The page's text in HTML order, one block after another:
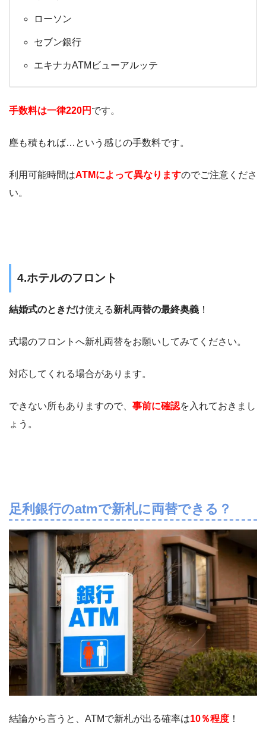
ローソン
セブン銀行
エキナカATMビューアルッテ
手数料は一律220円 です。
塵も積もれば…という感じの手数料です。
利用可能時間はATMによって異なりますのでご注意くださ
い。
4.ホテルのフロント
結婚式のときだけ使える新札両替の最終奥義 ！
式場のフロントへ新札両替をお願いしてみてください。
対応してくれる場合があります。
できない所もありますので、 事前に確認を入れておきまし
ょう。
足利銀行のatmで新札に両替できる？
結論から言うと、ATMで新札が出る確率は10％程度 ！